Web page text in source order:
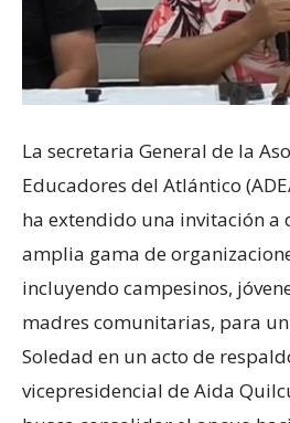
La secretaria General de la
Educadores del Atlántico
ha extendido una invitación a
amplia gama de
incluyendo campesinos,
madres comunitarias, para
Soledad en un acto de
vicepresidencial de Aida